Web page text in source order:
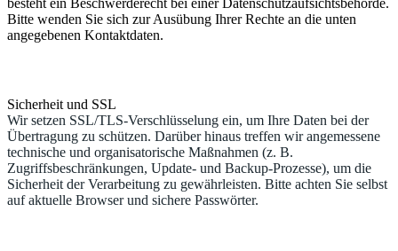
Bitte wenden Sie sich zur Ausübung Ihrer Rechte an die unten
angegebenen Kontaktdaten.
Sicherheit und SSL
Wir setzen SSL/TLS-Verschlüsselung ein, um Ihre Daten bei der
Übertragung zu schützen. Darüber hinaus treffen wir angemessene
technische und organisatorische Maßnahmen (z. B.
Zugriffsbeschränkungen, Update- und Backup-Prozesse), um die
Sicherheit der Verarbeitung zu gewährleisten. Bitte achten Sie selbst
auf aktuelle Browser und sichere Passwörter.